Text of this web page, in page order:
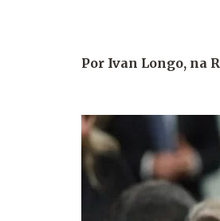
Por Ivan